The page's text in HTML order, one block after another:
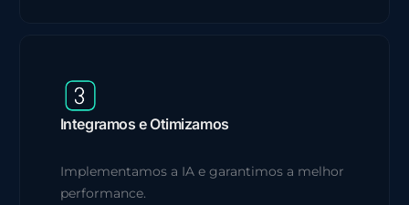
Integramos e Otimizamos
Implementamos a IA e garantimos a melhor
performance.